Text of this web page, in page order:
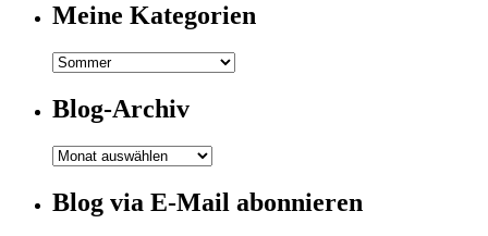
Meine Kategorien
Meine
Blog-Archiv
Blog-
Blog via E-Mail abonnieren